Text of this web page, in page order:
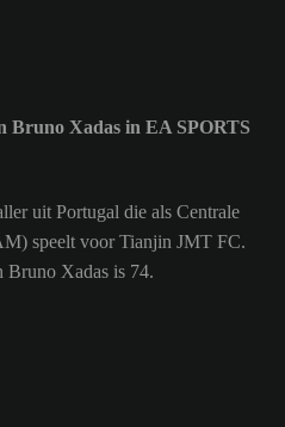
Bruno Xadas in EA SPORTS
uit Portugal die als Centrale
speelt voor Tianjin JMT FC.
Bruno Xadas is 74.